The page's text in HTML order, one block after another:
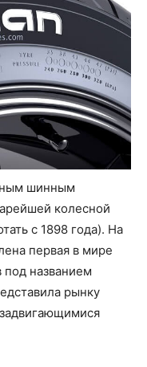
шинным
колесной
с 1898 года). На
первая в мире
под названием
рынку